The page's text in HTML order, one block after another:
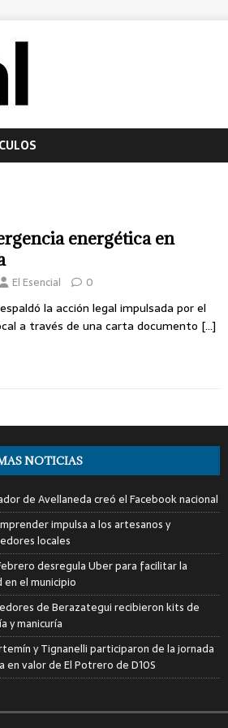
energética en
El Esencial 0
la acción legal impulsada por el
a través de una carta documento […]
NOTICIAS
de Avellaneda creó el Facebook nacional
impulsa a los artesanos y
locales
desregula Uber para facilitar la
el municipio
de Berazategui recibieron kits de
y manicuría
y Tignanelli participaron de la jornada
en valor de El Potrero de D10S